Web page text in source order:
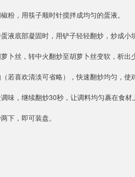
粉，用筷子顺时针搅拌成均匀的蛋液。
液底部凝固时，用铲子轻轻翻炒，炒成小
卜丝，转中火翻炒至胡萝卜丝变软，析出
若喜欢清淡可省略），快速翻炒均匀，使
味，继续翻炒30秒，让调料均匀裹在食材
下，即可装盘。